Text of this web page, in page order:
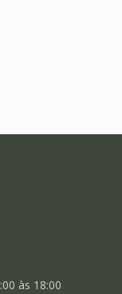
às 18:00